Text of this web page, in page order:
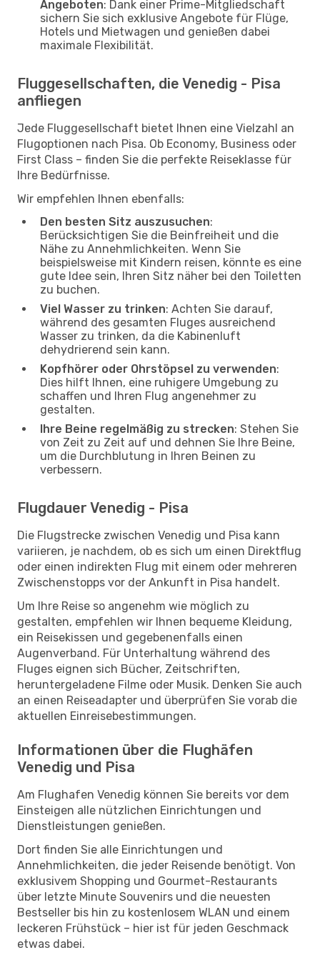
Angeboten: Dank einer Prime-Mitgliedschaft
sichern Sie sich exklusive Angebote für Flüge,
Hotels und Mietwagen und genießen dabei
maximale Flexibilität.
Fluggesellschaften, die Venedig - Pisa
anfliegen
Jede Fluggesellschaft bietet Ihnen eine Vielzahl an
Flugoptionen nach Pisa. Ob Economy, Business oder
First Class – finden Sie die perfekte Reiseklasse für
Ihre Bedürfnisse.
Wir empfehlen Ihnen ebenfalls:
Den besten Sitz auszusuchen:
Berücksichtigen Sie die Beinfreiheit und die
Nähe zu Annehmlichkeiten. Wenn Sie
beispielsweise mit Kindern reisen, könnte es eine
gute Idee sein, Ihren Sitz näher bei den Toiletten
zu buchen.
Viel Wasser zu trinken: Achten Sie darauf,
während des gesamten Fluges ausreichend
Wasser zu trinken, da die Kabinenluft
dehydrierend sein kann.
Kopfhörer oder Ohrstöpsel zu verwenden:
Dies hilft Ihnen, eine ruhigere Umgebung zu
schaffen und Ihren Flug angenehmer zu
gestalten.
Ihre Beine regelmäßig zu strecken: Stehen Sie
von Zeit zu Zeit auf und dehnen Sie Ihre Beine,
um die Durchblutung in Ihren Beinen zu
verbessern.
Flugdauer Venedig - Pisa
Die Flugstrecke zwischen Venedig und Pisa kann
variieren, je nachdem, ob es sich um einen Direktflug
oder einen indirekten Flug mit einem oder mehreren
Zwischenstopps vor der Ankunft in Pisa handelt.
Um Ihre Reise so angenehm wie möglich zu
gestalten, empfehlen wir Ihnen bequeme Kleidung,
ein Reisekissen und gegebenenfalls einen
Augenverband. Für Unterhaltung während des
Fluges eignen sich Bücher, Zeitschriften,
heruntergeladene Filme oder Musik. Denken Sie auch
an einen Reiseadapter und überprüfen Sie vorab die
aktuellen Einreisebestimmungen.
Informationen über die Flughäfen
Venedig und Pisa
Am Flughafen Venedig können Sie bereits vor dem
Einsteigen alle nützlichen Einrichtungen und
Dienstleistungen genießen.
Dort finden Sie alle Einrichtungen und
Annehmlichkeiten, die jeder Reisende benötigt. Von
exklusivem Shopping und Gourmet-Restaurants
über letzte Minute Souvenirs und die neuesten
Bestseller bis hin zu kostenlosem WLAN und einem
leckeren Frühstück – hier ist für jeden Geschmack
etwas dabei.